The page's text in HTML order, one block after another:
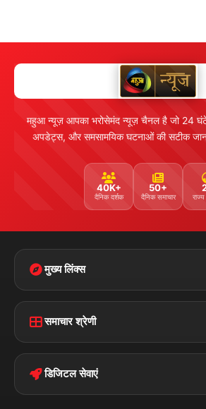
महुआ न्यूज़ आपका भरोसेमंद न्यूज़ चैनल है जो 24 घंटे
अपडेट्स, और समसामयिक घटनाओं की सटीक
40K+
दैनिक दर्शक
50+
दैनिक समाचार
मुख्य लिंक्स
Disclaimer
Privacy Policy
समाचार श्रेणी
पॉलिटिकल
डिजिटल सेवाएं